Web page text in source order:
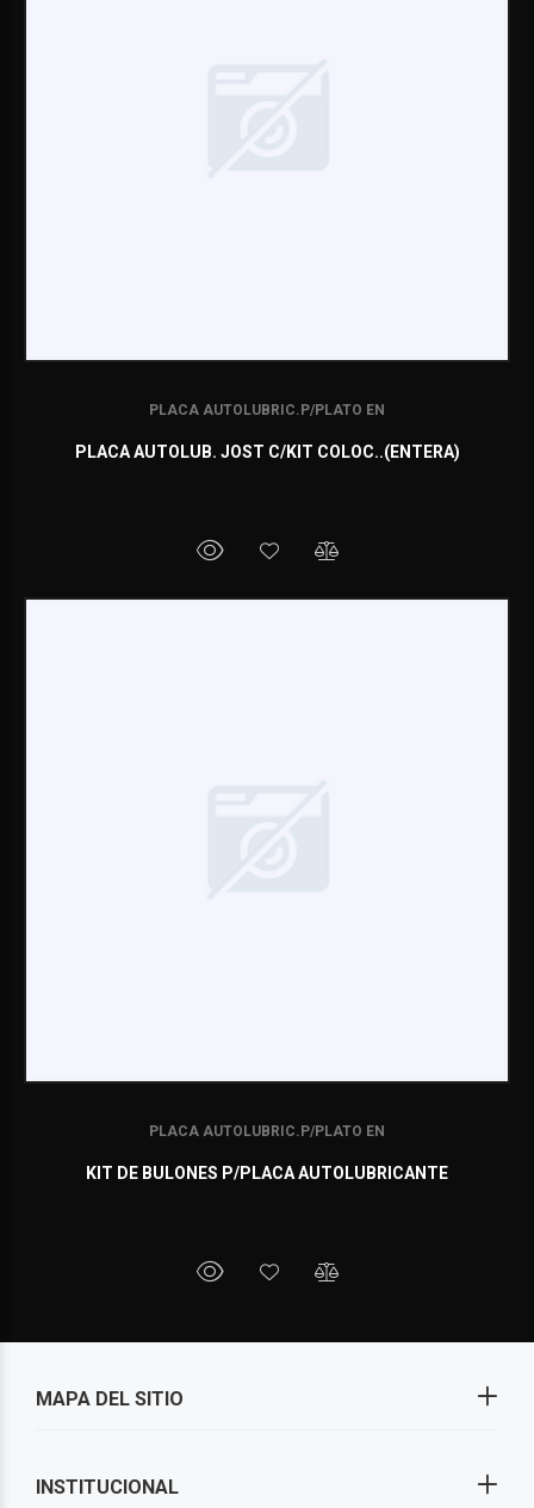
PLACA AUTOLUBRIC.P/PLATO EN
PLACA AUTOLUB. JOST C/KIT COLOC..(ENTERA)
PLACA AUTOLUBRIC.P/PLATO EN
KIT DE BULONES P/PLACA AUTOLUBRICANTE
MAPA DEL SITIO
INSTITUCIONAL